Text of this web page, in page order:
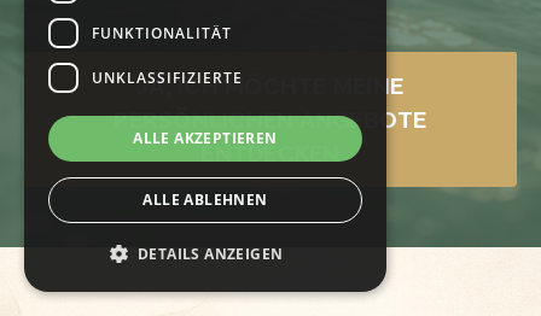
JA, ICH MÖCHTE MEINE
PERSÖNLICHEN ANGEBOTE
FUNKTIONALITÄT
UNKLASSIFIZIERTE
ALLE AKZEPTIEREN
ALLE ABLEHNEN
DETAILS ANZEIGEN